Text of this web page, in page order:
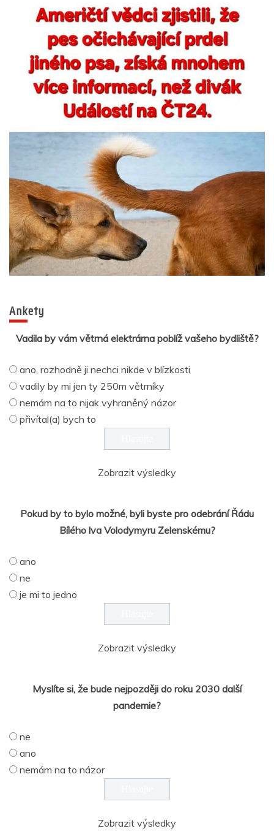
Ankety
Vadila by vám větrná elektrárna poblíž vašeho bydliště?
ano, rozhodně ji nechci nikde v blízkosti
vadily by mi jen ty 250m větrníky
nemám na to nijak vyhraněný názor
přivítal(a) bych to
Zobrazit výsledky
Pokud by to bylo možné, byli byste pro odebrání Řádu
Bílého lva Volodymyru Zelenskému?
ano
ne
je mi to jedno
Zobrazit výsledky
Myslíte si, že bude nejpozději do roku 2030 další
pandemie?
ne
ano
nemám na to názor
Zobrazit výsledky